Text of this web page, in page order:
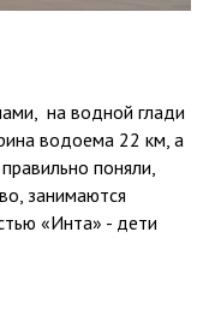
на водной глади
водоема 22 км, а
поняли,
занимаются
«Инта» - дети